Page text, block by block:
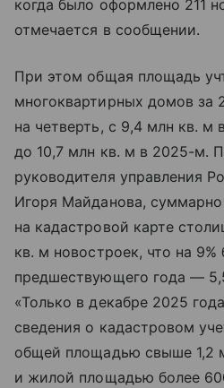
когда было оформлено 211
отмечается в сообщении.
При этом общая площадь
многоквартирных домов за
на четверть, с 9,4 млн кв. м
до 10,7 млн кв. м в 2025-м.
руководителя управления
Игоря Майданова,
на кадастровой карте
кв. м новостроек, что на 9%
предшествующего года —
«Только в декабре 2025
сведения о кадастровом
общей площадью свыше 1,2
и жилой площадью более